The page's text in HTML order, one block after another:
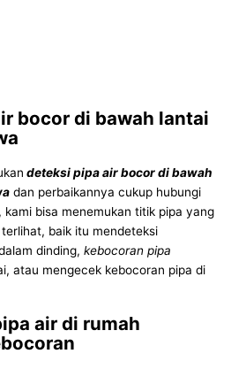
bocor di bawah lantai
deteksi pipa air bocor di bawah
dan perbaikannya cukup hubungi
bisa menemukan titik pipa yang
baik itu mendeteksi
dinding,kebocoran pipa
atau mengecek kebocoran pipa di
air di rumah